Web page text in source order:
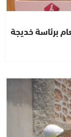
برئاسة خديجة